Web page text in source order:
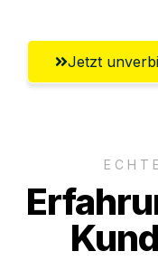
Jetzt